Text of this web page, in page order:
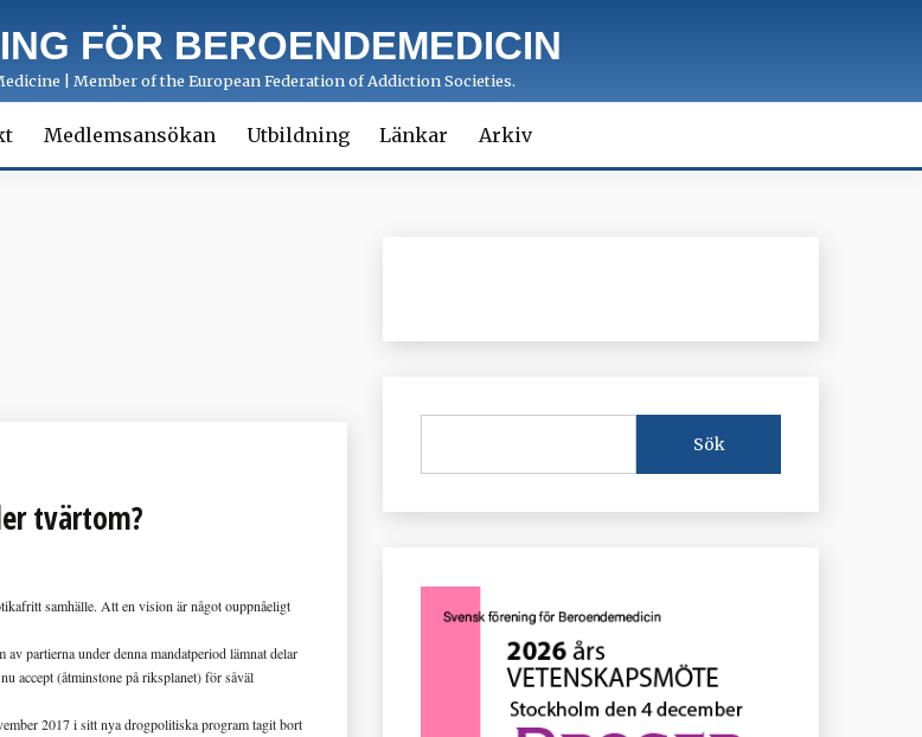
FÖR BEROENDEMEDICIN
| Member of the European Federation of Addiction Societies.
Medlemsansökan Utbildning Länkar Arkiv
tvärtom?
samhälle. Att en vision är något ouppnåeligt
partierna under denna mandatperiod lämnat delar
accept (åtminstone på riksplanet) för såväl
2017 i sitt nya drogpolitiska program tagit bort
Sök